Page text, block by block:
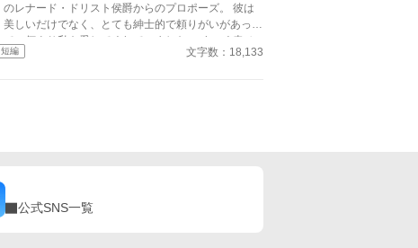
助けを借りて調べ始めると、ロズリーが伯爵家へ来た
理由も、子爵家を襲った事故も、ただの偶然ではなか
ったことが見えてくる。 ロズリーは本当に何も知ら
なかったのか。 オードリーはなぜ、娘を伯爵家へ入
す。 賞・出版申請を目的とした作品ではありませ
ん。
のレナード・ドリスト侯爵からのプロポーズ。 彼は
美しいだけでなく、とても紳士的で頼りがいがあっ
て、何より私を愛してくれていました。 すごく幸せ
でした……あの日までは。 結婚して1年が過ぎた頃、
完結になります。 この物語は、主人公が8話で登場し
なくなります。 感想の返信が出来なくて、申し訳あ
りません。 たくさんの感想ありがとうございます。
短編 文字数：18,133
公式SNS一覧